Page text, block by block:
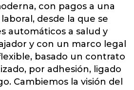
con pagos a una
desde la que se
automáticos a salud y
y con un marco legal
basado un contrato
por adhesión, ligado
Cambiemos la visión del